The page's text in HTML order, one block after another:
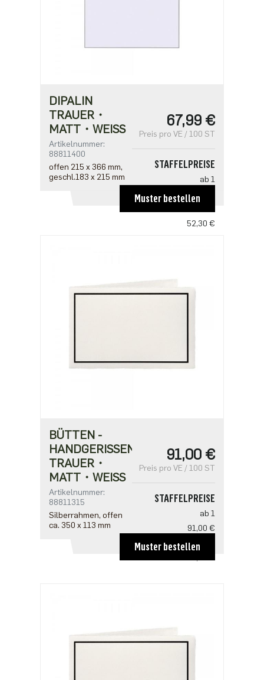
DIPALIN
TRAUER・
MATT・WEISS
Artikelnummer:
88811400
offen 215 x 366 mm,
geschl.183 x 215 mm
67,99 €
Preis pro VE / 100 ST
STAFFELPREISE
ab 1
67,99 €
52,30 €
Muster bestellen
BÜTTEN -
HANDGERISSEN
TRAUER・
MATT・WEISS
Artikelnummer:
88811315
Silberrahmen, offen
ca. 350 x 113 mm
91,00 €
Preis pro VE / 100 ST
STAFFELPREISE
ab 1
91,00 €
ab 5
Muster bestellen